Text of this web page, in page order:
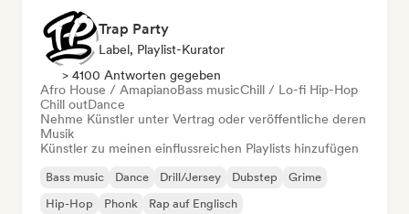
Trap Party
Label, Playlist-Kurator
> 4100 Antworten gegeben
Afro House / AmapianoBass musicChill / Lo-fi Hip-Hop
Chill outDance
Nehme Künstler unter Vertrag oder veröffentliche deren
Musik
Künstler zu meinen einflussreichen Playlists hinzufügen
Bass music Dance Drill/Jersey Dubstep
Grime
Hip-Hop
Phonk Rap auf Englisch